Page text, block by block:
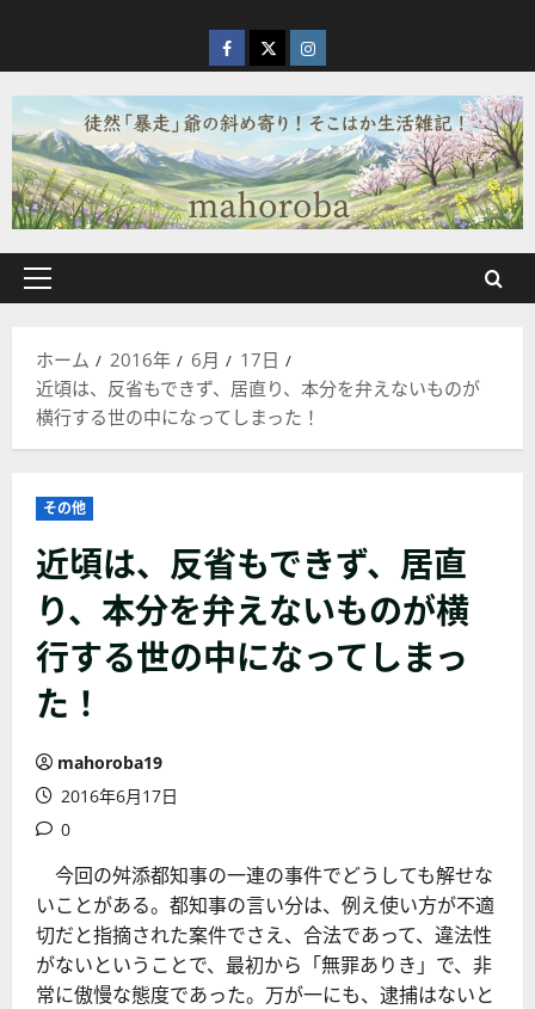
を
ス
キ
ッ
プ
facebook
X Instagram
メ
ン
メ
ニ
ュ
ホーム 2016年 6月
17日
近頃は、反省もできず、居直り、本分を弁えないものが
横行する世の中になってしまった！
その他
近頃は、反省もできず、居直
り、本分を弁えないものが横
行する世の中になってしまっ
た！
mahoroba19
2016年6月17日
0
今回の舛添都知事の一連の事件でどうしても解せな
いことがある。都知事の言い分は、例え使い方が不適
切だと指摘された案件でさえ、合法であって、違法性
がないということで、最初から「無罪ありき」で、非
常に傲慢な態度であった。万が一にも、逮捕はないと